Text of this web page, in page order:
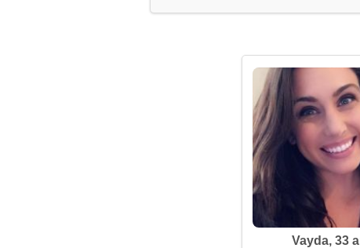
Vayda, 33